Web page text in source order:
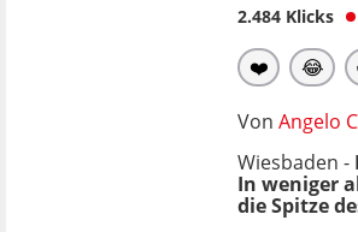
2.484 Klicks
❤️ 😂
Von Angelo
Wiesbaden -
In weniger
die Spitze